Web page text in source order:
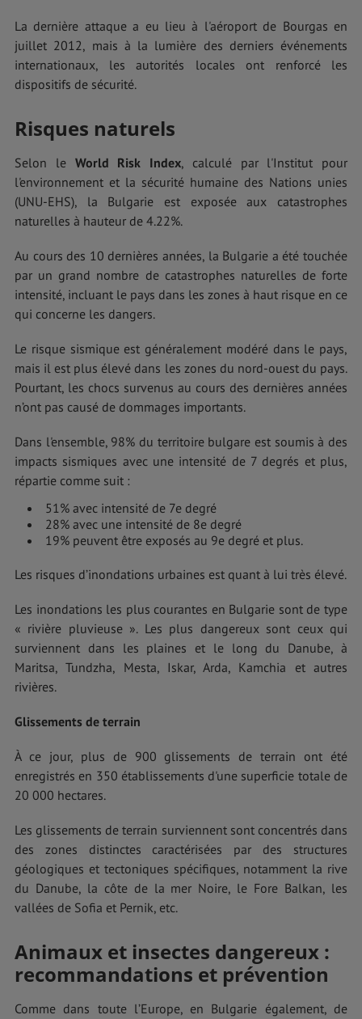
La dernière attaque a eu lieu à l'aéroport de Bourgas en
juillet 2012, mais à la lumière des derniers événements
internationaux, les autorités locales ont renforcé les
dispositifs de sécurité.
Risques naturels
Selon le World Risk Index, calculé par l'Institut pour
l'environnement et la sécurité humaine des Nations unies
(UNU-EHS), la Bulgarie est exposée aux catastrophes
naturelles à hauteur de 4.22%.
Au cours des 10 dernières années, la Bulgarie a été touchée
par un grand nombre de catastrophes naturelles de forte
intensité, incluant le pays dans les zones à haut risque en ce
qui concerne les dangers.
Le risque sismique est généralement modéré dans le pays,
mais il est plus élevé dans les zones du nord-ouest du pays.
Pourtant, les chocs survenus au cours des dernières années
n’ont pas causé de dommages importants.
Dans l'ensemble, 98% du territoire bulgare est soumis à des
impacts sismiques avec une intensité de 7 degrés et plus,
répartie comme suit :
51% avec intensité de 7e degré
28% avec une intensité de 8e degré
19% peuvent être exposés au 9e degré et plus.
Les risques d’inondations urbaines est quant à lui très élevé.
Les inondations les plus courantes en Bulgarie sont de type
« rivière pluvieuse ». Les plus dangereux sont ceux qui
surviennent dans les plaines et le long du Danube, à
Maritsa, Tundzha, Mesta, Iskar, Arda, Kamchia et autres
rivières.
Glissements de terrain
À ce jour, plus de 900 glissements de terrain ont été
enregistrés en 350 établissements d'une superficie totale de
20 000 hectares.
Les glissements de terrain surviennent sont concentrés dans
des zones distinctes caractérisées par des structures
géologiques et tectoniques spécifiques, notamment la rive
du Danube, la côte de la mer Noire, le Fore Balkan, les
vallées de Sofia et Pernik, etc.
Animaux et insectes dangereux :
recommandations et prévention
Comme dans toute l’Europe, en Bulgarie également, de